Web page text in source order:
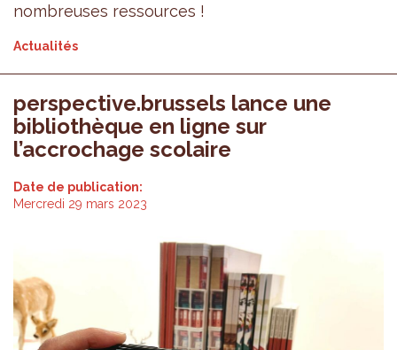
nombreuses ressources !
Actualités
perspective.brussels lance une
bibliothèque en ligne sur
l’accrochage scolaire
Date de publication:
Mercredi 29 mars 2023